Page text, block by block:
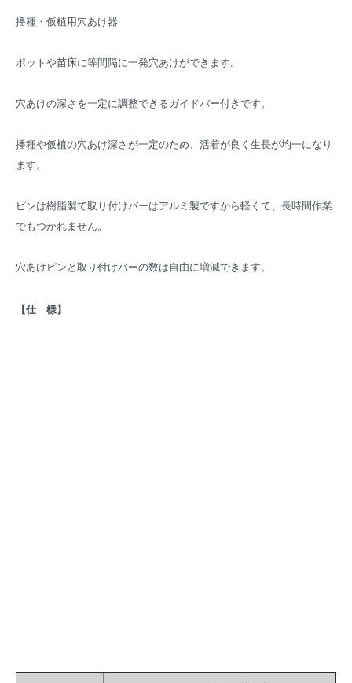
播種・仮植用穴あけ器
ポットや苗床に等間隔に一発穴あけができます。
穴あけの深さを一定に調整できるガイドバー付きです。
播種や仮植の穴あけ深さが一定のため、活着が良く生長が均一になり
ます。
ピンは樹脂製で取り付けバーはアルミ製ですから軽くて、長時間作業
でもつかれません。
穴あけピンと取り付けバーの数は自由に増減できます。
【仕 様】